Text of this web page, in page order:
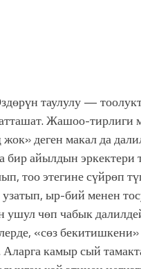
таулулу —
Жашоо-тирлиги
деген макал да
айылдын эркектери
тоо этегине сүйрөп
ыр-бий менен
ушул чөп чабык
«сөз
камыр сый